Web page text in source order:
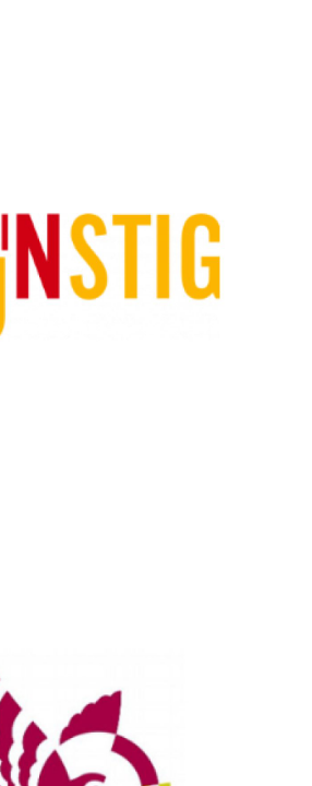
februari 15, 2021
branche specifiek
bereik
februari 3, 2021
verstand van leren,